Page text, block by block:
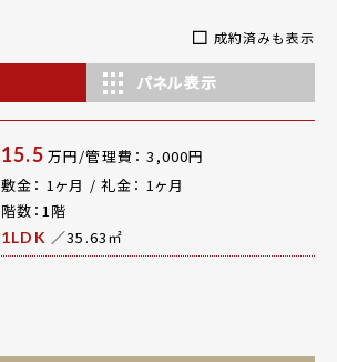
成約済みも表示
パネル表示
15.5 万円/管理費： 3,000円
敷金： 1ヶ月 / 礼金： 1ヶ月
階数：1階
1LDK ／35.63㎡